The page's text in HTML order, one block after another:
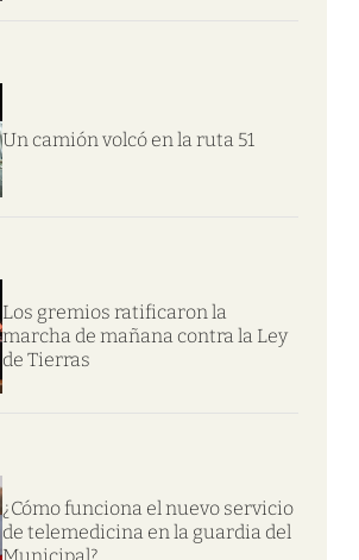
Un camión volcó en la ruta 51
Los gremios ratificaron la
marcha de mañana contra la Ley
de Tierras
¿Cómo funciona el nuevo servicio
de telemedicina en la guardia del
Municipal?